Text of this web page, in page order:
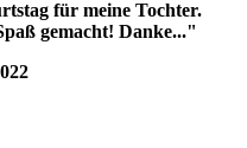
für meine Tochter.
gemacht! Danke..."